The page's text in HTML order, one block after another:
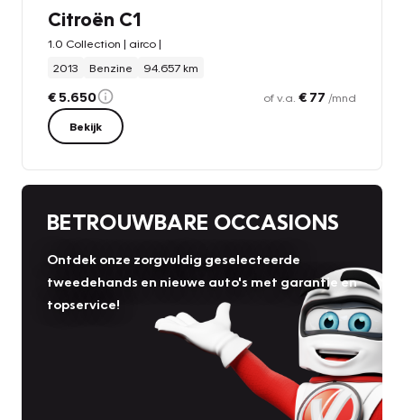
Citroën C1
1.0 Collection | airco |
2013
Benzine 94.657 km
€ 5.650 of v.a. € 77 /mnd
Bekijk
BETROUWBARE OCCASIONS
Ontdek onze zorgvuldig geselecteerde
tweedehands en nieuwe auto's met garantie en
topservice!